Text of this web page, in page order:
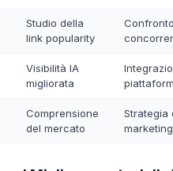
Studio della
Visibilità IA
Comprensione
Strategia